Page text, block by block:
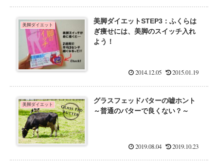
美脚ダイエット
美脚ダイエットSTEP3：ふくらは
ぎ痩せには、美脚のスイッチ入れ
よう！
2014.12.05 2015.01.19
美脚ダイエット
グラスフェッドバターの嘘ホント
～普通のバターで良くない？～
2019.08.04 2019.10.23